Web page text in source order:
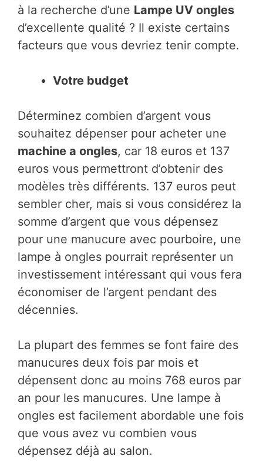
à la recherche d’une Lampe UV ongles
d’excellente qualité ? Il existe certains
facteurs que vous devriez tenir compte.
Votre budget
Déterminez combien d’argent vous
souhaitez dépenser pour acheter une
machine a ongles, car 18 euros et 137
euros vous permettront d’obtenir des
modèles très différents. 137 euros peut
sembler cher, mais si vous considérez la
somme d’argent que vous dépensez
pour une manucure avec pourboire, une
lampe à ongles pourrait représenter un
investissement intéressant qui vous fera
économiser de l’argent pendant des
décennies.
La plupart des femmes se font faire des
manucures deux fois par mois et
dépensent donc au moins 768 euros par
an pour les manucures. Une lampe à
ongles est facilement abordable une fois
que vous avez vu combien vous
dépensez déjà au salon.